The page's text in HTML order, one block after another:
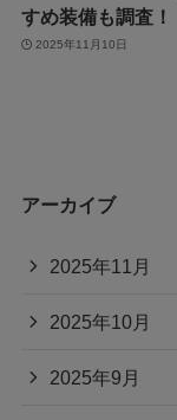
すめ装備も調査！
2025年11月10日
アーカイブ
2025年11月
2025年10月
2025年9月